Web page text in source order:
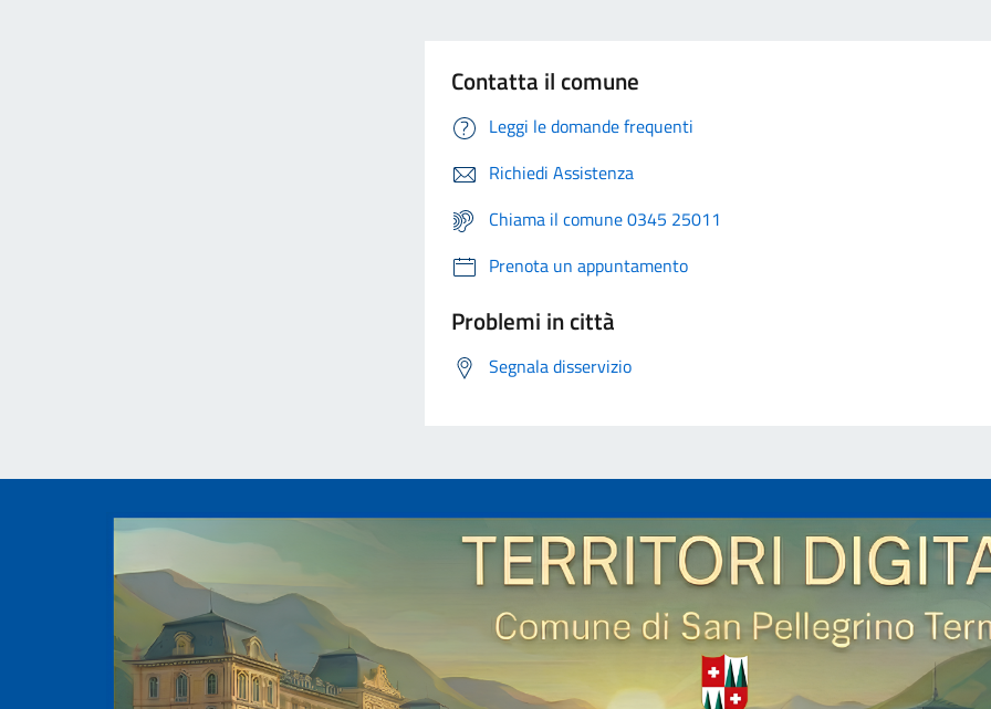
Contatta il comune
Leggi le domande frequenti
Richiedi Assistenza
Chiama il comune 0345 25011
Prenota un appuntamento
Problemi in città
Segnala disservizio